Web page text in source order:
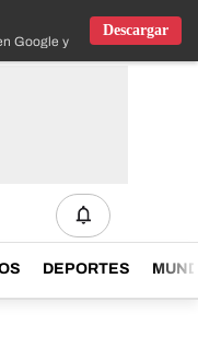
Google y IOS
Descargar
DEPORTES